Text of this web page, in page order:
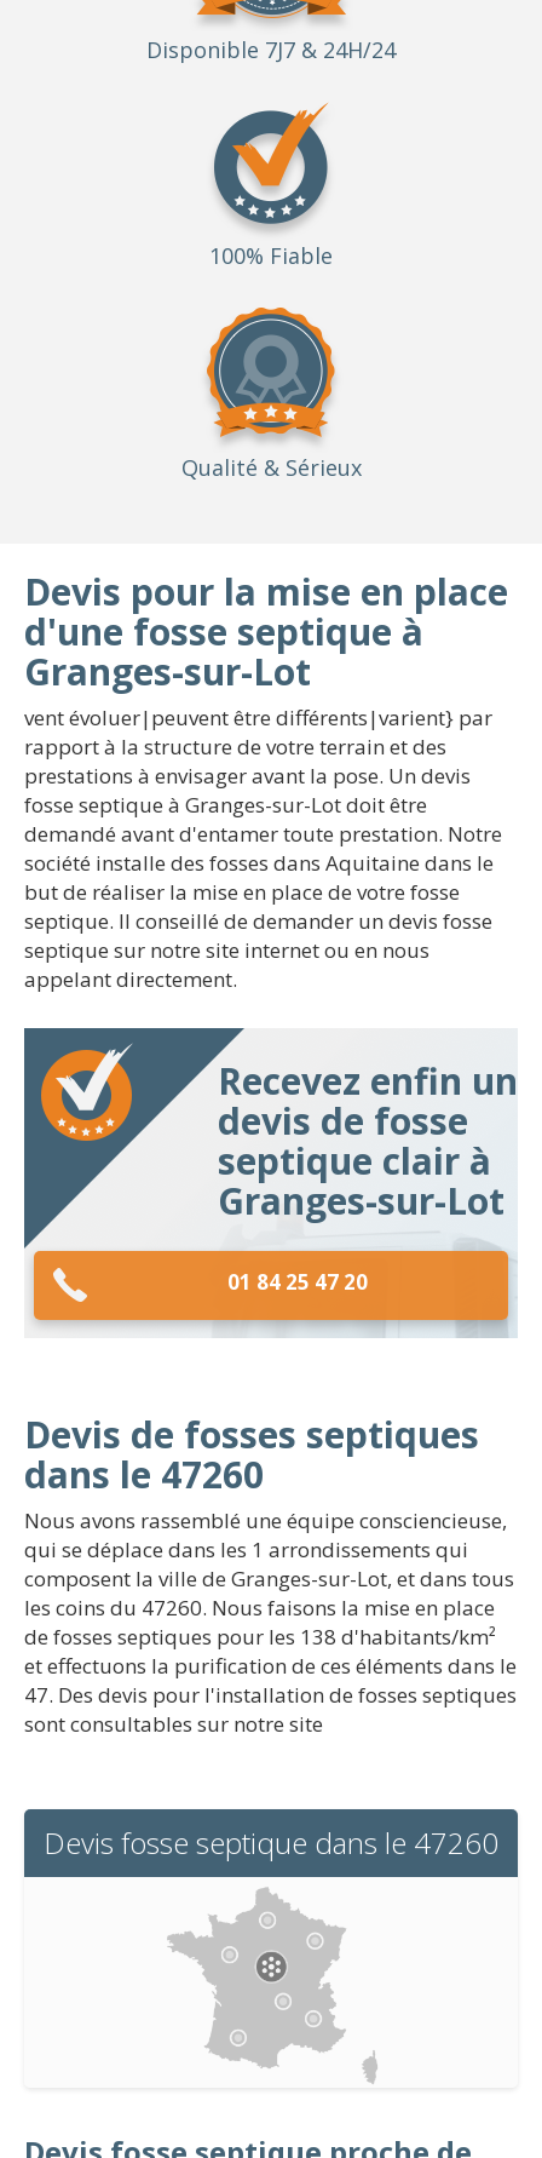
Disponible 7J7 & 24H/24
100% Fiable
Qualité & Sérieux
Devis pour la mise en place
d'une fosse septique à
Granges-sur-Lot
vent évoluer|peuvent être différents|varient} par
rapport à la structure de votre terrain et des
prestations à envisager avant la pose. Un devis
fosse septique à Granges-sur-Lot doit être
demandé avant d'entamer toute prestation. Notre
société installe des fosses dans Aquitaine dans le
but de réaliser la mise en place de votre fosse
septique. Il conseillé de demander un devis fosse
septique sur notre site internet ou en nous
appelant directement.
Recevez enfin un
devis de fosse
septique clair à
Granges-sur-Lot
01 84 25 47 20
Devis de fosses septiques
dans le 47260
Nous avons rassemblé une équipe consciencieuse,
qui se déplace dans les 1 arrondissements qui
composent la ville de Granges-sur-Lot, et dans tous
les coins du 47260. Nous faisons la mise en place
de fosses septiques pour les 138 d'habitants/km²
et effectuons la purification de ces éléments dans le
47. Des devis pour l'installation de fosses septiques
sont consultables sur notre site
Devis fosse septique dans le 47260